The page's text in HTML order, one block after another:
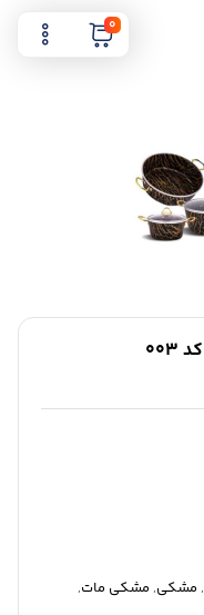
0
, مشکی, مشکی مات,